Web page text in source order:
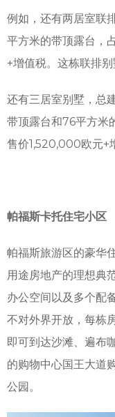
例如，还有两居室联
平方米的带顶露台，
+增值税。这栋联排别
还有三居室别墅，总
带顶露台和76平方米
售价1,520,000欧元+
帕福斯卡托住宅小区
帕福斯旅游区的豪华
用途房地产的理想典
办公空间以及多个配
不对外界开放，每栋
即可到达沙滩、遍布
的购物中心国王大道
公园。